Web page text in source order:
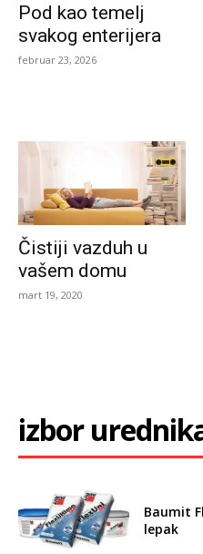
Pod kao temelj
svakog enterijera
februar 23, 2026
Čistiji vazduh u
vašem domu
mart 19, 2020
izbor
Baumit
lepak